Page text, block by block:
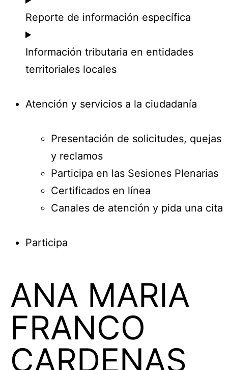
Reporte de información específica
Información tributaria en entidades
territoriales locales
Atención y servicios a la ciudadanía
Presentación de solicitudes, quejas
y reclamos
Participa en las Sesiones Plenarias
Certificados en línea
Canales de atención y pida una cita
Participa
ANA MARIA
FRANCO
CARDENAS